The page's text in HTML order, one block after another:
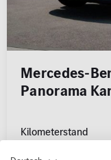
Mercedes-
Panorama
Kilometerstand